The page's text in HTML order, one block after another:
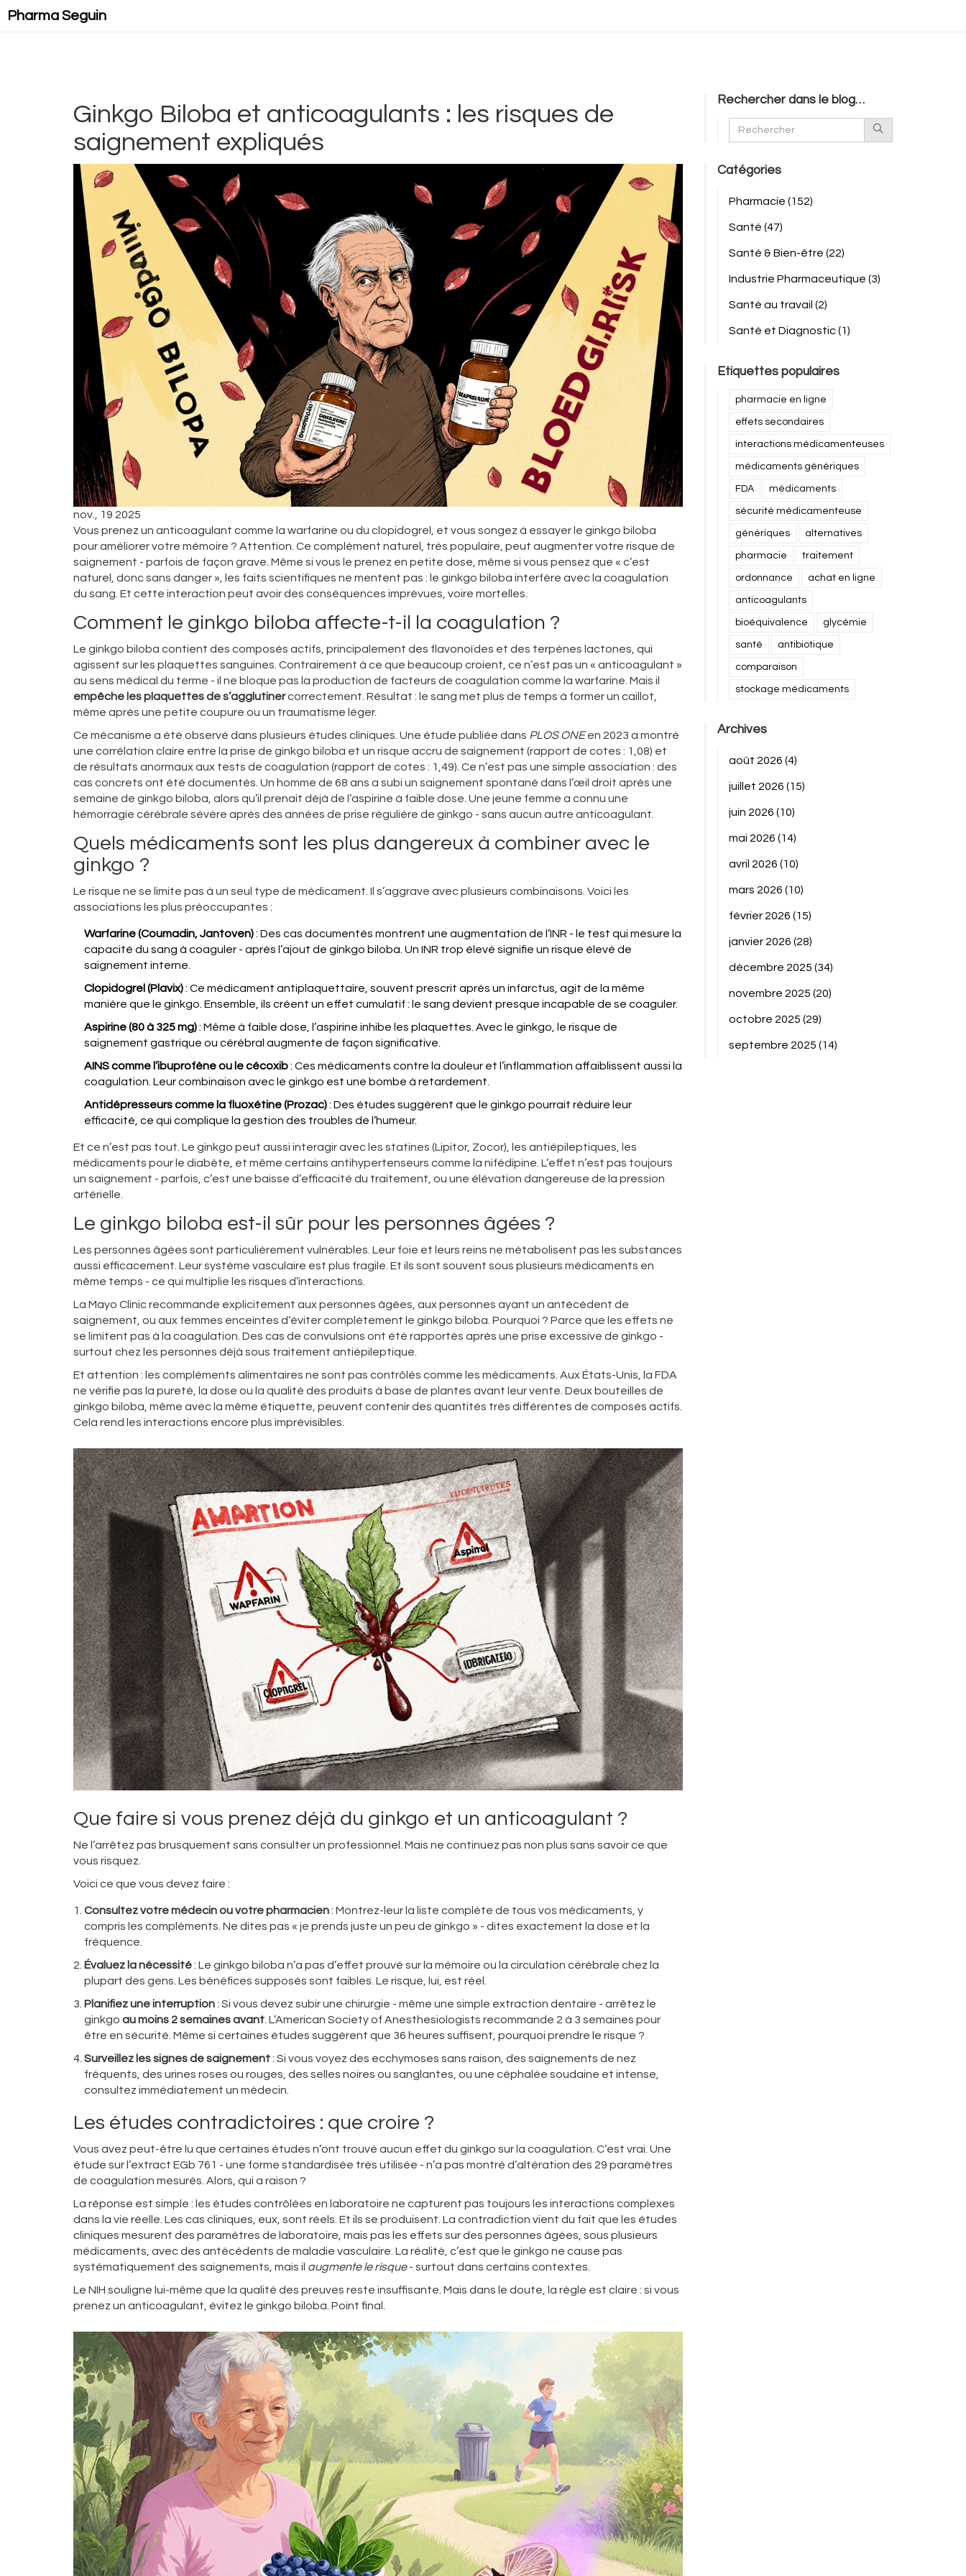
Pharma Seguin
Ginkgo Biloba et anticoagulants : les risques de
saignement expliqués
nov., 19 2025
Vous prenez un anticoagulant comme la warfarine ou du clopidogrel, et vous songez à essayer le ginkgo biloba
pour améliorer votre mémoire ? Attention. Ce complément naturel, très populaire, peut augmenter votre risque de
saignement - parfois de façon grave. Même si vous le prenez en petite dose, même si vous pensez que « c’est
naturel, donc sans danger », les faits scientifiques ne mentent pas : le ginkgo biloba interfère avec la coagulation
du sang. Et cette interaction peut avoir des conséquences imprévues, voire mortelles.
Comment le ginkgo biloba affecte-t-il la coagulation ?
Le ginkgo biloba contient des composés actifs, principalement des flavonoïdes et des terpènes lactones, qui
agissent sur les plaquettes sanguines. Contrairement à ce que beaucoup croient, ce n’est pas un « anticoagulant »
au sens médical du terme - il ne bloque pas la production de facteurs de coagulation comme la warfarine. Mais il
empêche les plaquettes de s’agglutinercorrectement. Résultat : le sang met plus de temps à former un caillot,
même après une petite coupure ou un traumatisme léger.
Ce mécanisme a été observé dans plusieurs études cliniques. Une étude publiée dans PLOS ONEen 2023 a montré
une corrélation claire entre la prise de ginkgo biloba et un risque accru de saignement (rapport de cotes : 1,08) et
de résultats anormaux aux tests de coagulation (rapport de cotes : 1,49). Ce n’est pas une simple association : des
cas concrets ont été documentés. Un homme de 68 ans a subi un saignement spontané dans l’œil droit après une
semaine de ginkgo biloba, alors qu’il prenait déjà de l’aspirine à faible dose. Une jeune femme a connu une
hémorragie cérébrale sévère après des années de prise régulière de ginkgo - sans aucun autre anticoagulant.
Quels médicaments sont les plus dangereux à combiner avec le
ginkgo ?
Le risque ne se limite pas à un seul type de médicament. Il s’aggrave avec plusieurs combinaisons. Voici les
associations les plus préoccupantes :
Warfarine (Coumadin, Jantoven): Des cas documentés montrent une augmentation de l’INR - le test qui mesure la
capacité du sang à coaguler - après l’ajout de ginkgo biloba. Un INR trop élevé signifie un risque élevé de
saignement interne.
Clopidogrel (Plavix): Ce médicament antiplaquettaire, souvent prescrit après un infarctus, agit de la même
manière que le ginkgo. Ensemble, ils créent un effet cumulatif : le sang devient presque incapable de se coaguler.
Aspirine (80 à 325 mg): Même à faible dose, l’aspirine inhibe les plaquettes. Avec le ginkgo, le risque de
saignement gastrique ou cérébral augmente de façon significative.
AINS comme l’ibuprofène ou le cécoxib: Ces médicaments contre la douleur et l’inflammation affaiblissent aussi la
coagulation. Leur combinaison avec le ginkgo est une bombe à retardement.
Antidépresseurs comme la fluoxétine (Prozac): Des études suggèrent que le ginkgo pourrait réduire leur
efficacité, ce qui complique la gestion des troubles de l’humeur.
Et ce n’est pas tout. Le ginkgo peut aussi interagir avec les statines (Lipitor, Zocor), les antiépileptiques, les
médicaments pour le diabète, et même certains antihypertenseurs comme la nifédipine. L’effet n’est pas toujours
un saignement - parfois, c’est une baisse d’efficacité du traitement, ou une élévation dangereuse de la pression
artérielle.
Le ginkgo biloba est-il sûr pour les personnes âgées ?
Les personnes âgées sont particulièrement vulnérables. Leur foie et leurs reins ne métabolisent pas les substances
aussi efficacement. Leur système vasculaire est plus fragile. Et ils sont souvent sous plusieurs médicaments en
même temps - ce qui multiplie les risques d’interactions.
La Mayo Clinic recommande explicitement aux personnes âgées, aux personnes ayant un antécédent de
saignement, ou aux femmes enceintes d’éviter complètement le ginkgo biloba. Pourquoi ? Parce que les effets ne
se limitent pas à la coagulation. Des cas de convulsions ont été rapportés après une prise excessive de ginkgo -
surtout chez les personnes déjà sous traitement antiépileptique.
Et attention : les compléments alimentaires ne sont pas contrôlés comme les médicaments. Aux États-Unis, la FDA
ne vérifie pas la pureté, la dose ou la qualité des produits à base de plantes avant leur vente. Deux bouteilles de
ginkgo biloba, même avec la même étiquette, peuvent contenir des quantités très différentes de composés actifs.
Cela rend les interactions encore plus imprévisibles.
Que faire si vous prenez déjà du ginkgo et un anticoagulant ?
Ne l’arrêtez pas brusquement sans consulter un professionnel. Mais ne continuez pas non plus sans savoir ce que
vous risquez.
Voici ce que vous devez faire :
Consultez votre médecin ou votre pharmacien: Montrez-leur la liste complète de tous vos médicaments, y
compris les compléments. Ne dites pas « je prends juste un peu de ginkgo » - dites exactement la dose et la
fréquence.
Évaluez la nécessité: Le ginkgo biloba n’a pas d’effet prouvé sur la mémoire ou la circulation cérébrale chez la
plupart des gens. Les bénéfices supposés sont faibles. Le risque, lui, est réel.
Planifiez une interruption: Si vous devez subir une chirurgie - même une simple extraction dentaire - arrêtez le
ginkgo au moins 2 semaines avant. L’American Society of Anesthesiologists recommande 2 à 3 semaines pour
être en sécurité. Même si certaines études suggèrent que 36 heures suffisent, pourquoi prendre le risque ?
Surveillez les signes de saignement: Si vous voyez des ecchymoses sans raison, des saignements de nez
fréquents, des urines roses ou rouges, des selles noires ou sanglantes, ou une céphalée soudaine et intense,
consultez immédiatement un médecin.
Les études contradictoires : que croire ?
Vous avez peut-être lu que certaines études n’ont trouvé aucun effet du ginkgo sur la coagulation. C’est vrai. Une
étude sur l’extract EGb 761 - une forme standardisée très utilisée - n’a pas montré d’altération des 29 paramètres
de coagulation mesurés. Alors, qui a raison ?
La réponse est simple : les études contrôlées en laboratoire ne capturent pas toujours les interactions complexes
dans la vie réelle. Les cas cliniques, eux, sont réels. Et ils se produisent. La contradiction vient du fait que les études
cliniques mesurent des paramètres de laboratoire, mais pas les effets sur des personnes âgées, sous plusieurs
médicaments, avec des antécédents de maladie vasculaire. La réalité, c’est que le ginkgo ne cause pas
systématiquement des saignements, mais il augmente le risque- surtout dans certains contextes.
Le NIH souligne lui-même que la qualité des preuves reste insuffisante. Mais dans le doute, la règle est claire : si vous
prenez un anticoagulant, évitez le ginkgo biloba. Point final.
Rechercher dans le blog…
Catégories
Pharmacie (152)
Santé (47)
Santé & Bien-être (22)
Industrie Pharmaceutique (3)
Santé au travail (2)
Santé et Diagnostic(1)
Etiquettes populaires
pharmacie en ligne
effets secondaires
interactions médicamenteuses
médicaments génériques
FDA médicaments
sécurité médicamenteuse
génériques alternatives
pharmacie traitement
ordonnance achat en ligne
anticoagulants
bioéquivalence glycémie
santé antibiotique
comparaison
stockage médicaments
Archives
août 2026 (4)
juillet 2026 (15)
juin 2026 (10)
mai 2026 (14)
avril 2026 (10)
mars 2026 (10)
février 2026 (15)
janvier 2026 (28)
décembre 2025 (34)
novembre 2025 (20)
octobre 2025 (29)
septembre 2025 (14)